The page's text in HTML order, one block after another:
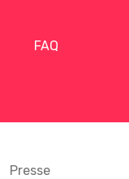
FAQ
Presse